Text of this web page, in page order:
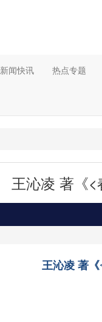
新闻快讯 热点专题
王沁凌 著《
王沁凌 著《